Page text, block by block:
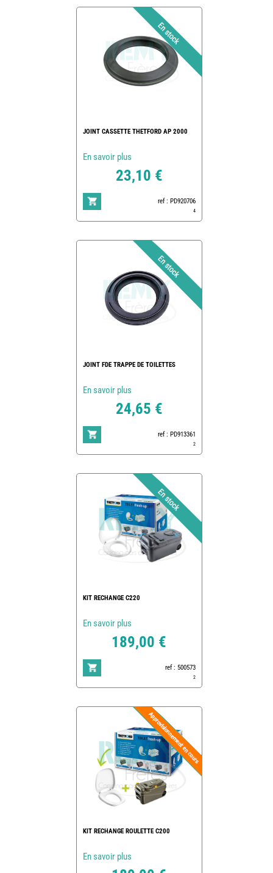
JOINT CASSETTE THETFORD AP 2000
En savoir plus
23,10 €
ref : PD920706
4
JOINT FDE TRAPPE DE TOILETTES
En savoir plus
24,65 €
ref : PD913361
2
KIT RECHANGE C220
En savoir plus
189,00 €
ref : 500573
2
KIT RECHANGE ROULETTE C200
En savoir plus